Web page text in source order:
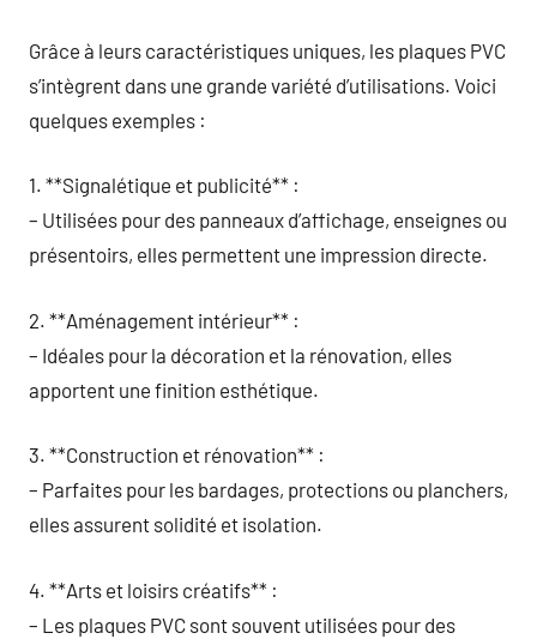
Grâce à leurs caractéristiques uniques, les plaques PVC
s’intègrent dans une grande variété d’utilisations. Voici
quelques exemples :
1. **Signalétique et publicité** :
– Utilisées pour des panneaux d’affichage, enseignes ou
présentoirs, elles permettent une impression directe.
2. **Aménagement intérieur** :
– Idéales pour la décoration et la rénovation, elles
apportent une finition esthétique.
3. **Construction et rénovation** :
– Parfaites pour les bardages, protections ou planchers,
elles assurent solidité et isolation.
4. **Arts et loisirs créatifs** :
– Les plaques PVC sont souvent utilisées pour des